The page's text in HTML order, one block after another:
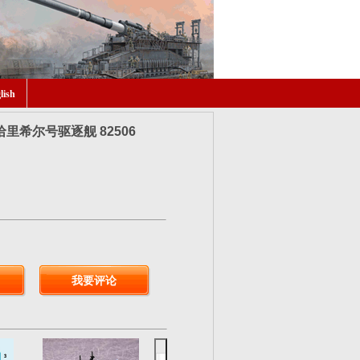
里希尔号驱逐舰 82506
我要评论